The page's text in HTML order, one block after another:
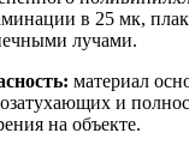
в 25 мк,
лучами.
материал
и
на объекте.